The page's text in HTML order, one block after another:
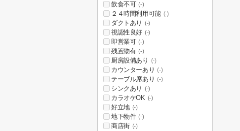
飲食不可 (-)
２４時間利用可能 (-)
ダクトあり (-)
視認性良好 (-)
即営業可 (-)
残置物有 (-)
厨房設備あり (-)
カウンターあり (-)
テーブル席あり (-)
シンクあり (-)
カラオケOK (-)
好立地 (-)
地下物件 (-)
商店街 (-)